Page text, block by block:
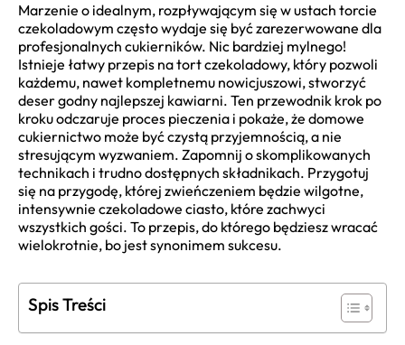
Marzenie o idealnym, rozpływającym się w ustach torcie
czekoladowym często wydaje się być zarezerwowane dla
profesjonalnych cukierników. Nic bardziej mylnego!
Istnieje łatwy przepis na tort czekoladowy, który pozwoli
każdemu, nawet kompletnemu nowicjuszowi, stworzyć
deser godny najlepszej kawiarni. Ten przewodnik krok po
kroku odczaruje proces pieczenia i pokaże, że domowe
cukiernictwo może być czystą przyjemnością, a nie
stresującym wyzwaniem. Zapomnij o skomplikowanych
technikach i trudno dostępnych składnikach. Przygotuj
się na przygodę, której zwieńczeniem będzie wilgotne,
intensywnie czekoladowe ciasto, które zachwyci
wszystkich gości. To przepis, do którego będziesz wracać
wielokrotnie, bo jest synonimem sukcesu.
Spis Treści